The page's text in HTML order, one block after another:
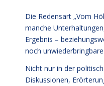
Die Redensart „Vom
manche
Ergebnis –
noch
Nicht nur in der
Diskussionen,